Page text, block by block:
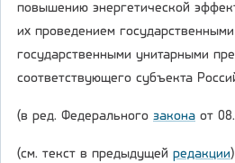
повышению энергетической
их проведением
государственными унитарными
соответствующего субъекта
(в ред. Федерального закона от
(см. текст в предыдущей редакции)